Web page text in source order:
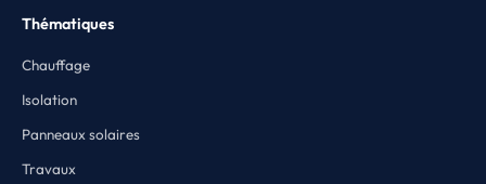
Thématiques
Chauffage
Isolation
Panneaux solaires
Travaux